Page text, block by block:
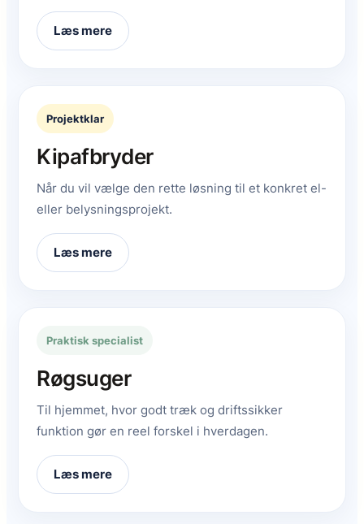
Læs mere
Projektklar
Kipafbryder
Når du vil vælge den rette løsning til et konkret el-
eller belysningsprojekt.
Læs mere
Praktisk specialist
Røgsuger
Til hjemmet, hvor godt træk og driftssikker
funktion gør en reel forskel i hverdagen.
Læs mere